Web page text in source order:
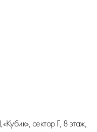
сектор Г, 8 этаж,